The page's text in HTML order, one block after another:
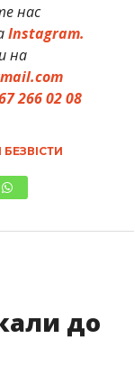
нас
Instagram.
на
266 02 08
до